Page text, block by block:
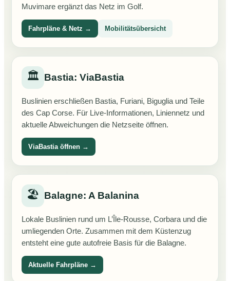
Muvimare ergänzt das Netz im Golf.
Fahrpläne & Netz → Mobilitätsübersicht
🏛️ Bastia: ViaBastia
Buslinien erschließen Bastia, Furiani, Biguglia und Teile
des Cap Corse. Für Live-Informationen, Liniennetz und
aktuelle Abweichungen die Netzseite öffnen.
ViaBastia öffnen →
🏖️ Balagne: A Balanina
Lokale Buslinien rund um L’Île-Rousse, Corbara und die
umliegenden Orte. Zusammen mit dem Küstenzug
entsteht eine gute autofreie Basis für die Balagne.
Aktuelle Fahrpläne →